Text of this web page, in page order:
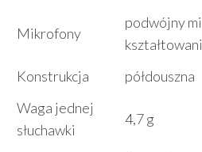
Mikrofony
podwójny
Konstrukcja
półdouszna
Waga jednej
słuchawki
4,7 g